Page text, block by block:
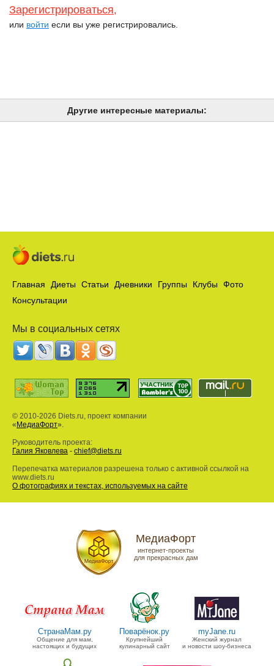
Зарегистрироваться,
или войти если вы уже регистрировались.
Другие интересные материалы:
Главная Диеты Статьи Дневники Группы Клубы
Фото
Консультации
Мы в социальных сетях
© 2010-2026 Diets.ru, проект компании
« МедиаФорт».
Руководитель проекта:
Галия Яковлева - chief@diets.ru
Перепечатка материалов разрешена только с активной ссылкой на
www.diets.ru
О фотографиях и текстах, используемых на сайте
МедиаФорт
интернет-проекты
для прекрасных дам
СтранаМам.ру
Общение для мам,
настоящих и будущих
Поварёнок.ру
Крупнейший
кулинарный сайт
myJane.ru
Женский журнал
и новости шоу-бизнеса